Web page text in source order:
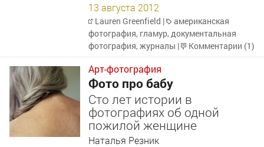
13 августа 2012
Lauren Greenfield |
американская
фотография, гламур, документальная
фотография,журналы | Комментарии (1)
Арт-фотография
Фото про бабу
Сто лет истории в
фотографиях об одной
пожилой женщине
Наталья Резник